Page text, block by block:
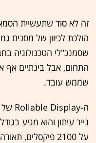
זה לא סוד שתעשיית
הולכת לכיוון של מסכים
שסמנכ"לי הטכנולוגיה
התחום, אבל בינתיים אף
שממש עובד.